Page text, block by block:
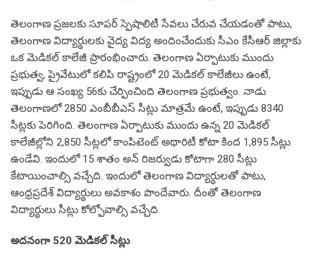
తెలంగాణ ప్రజలకు సూపర్ స్పెషాలిటీ సేవలు చేరువ చేయడంతో పాటు,
తెలంగాణ విద్యార్థులకు వైద్య విద్య అందించేందుకు సీఎం కేసీఆర్ జిల్లాకు
ఒక మెడికల్ కాలేజీ ప్రారంభించారు. తెలంగాణ ఏర్పాటుకు ముందు
ప్రభుత్వ, ప్రైవేటులో కలిపి రాష్ట్రంలో 20 మెడికల్ కాలేజీలు ఉంటే,
ఇప్పుడు ఆ సంఖ్య 56కు చేర్పించింది తెలంగాణ ప్రభుత్వం. నాడు
తెలంగాణలో 2850 ఎంబీబీఎస్ సీట్లు మాత్రమే ఉంటే, ఇప్పుడు 8340
సీట్లకు పెరిగింది. తెలంగాణ ఏర్పాటుకు ముందు ఉన్న 20 మెడికల్
కాలేజీల్లోని 2,850 సీట్లలో కాంపిటెంట్ అథారిటీ కోటా కింద 1,895 సీట్లు
ఉండేవి. ఇందులో 15 శాతం అన్ రిజర్వుడు కోటాగా 280 సీట్లు
కేటాయించాల్సి వచ్చేది. ఇందులో తెలంగాణ విద్యార్థులతో పాటు,
ఆంధ్రప్రదేశ్ విద్యార్థులు అవకాశం పొందేవారు. దీంతో తెలంగాణ
విద్యార్థులు సీట్లు కోల్పోవాల్సి వచ్చేది.
అదనంగా 520 మెడికల్ సీట్లు